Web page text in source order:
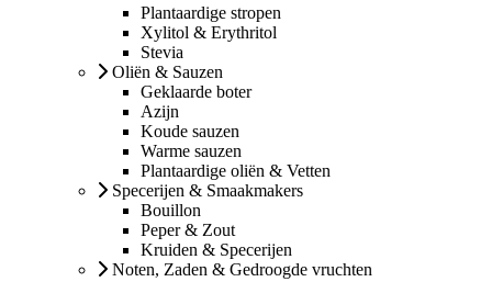
Plantaardige stropen
Xylitol & Erythritol
Stevia
Oliën & Sauzen
Geklaarde boter
Azijn
Koude sauzen
Warme sauzen
Plantaardige oliën & Vetten
Specerijen & Smaakmakers
Bouillon
Peper & Zout
Kruiden & Specerijen
Noten, Zaden & Gedroogde vruchten